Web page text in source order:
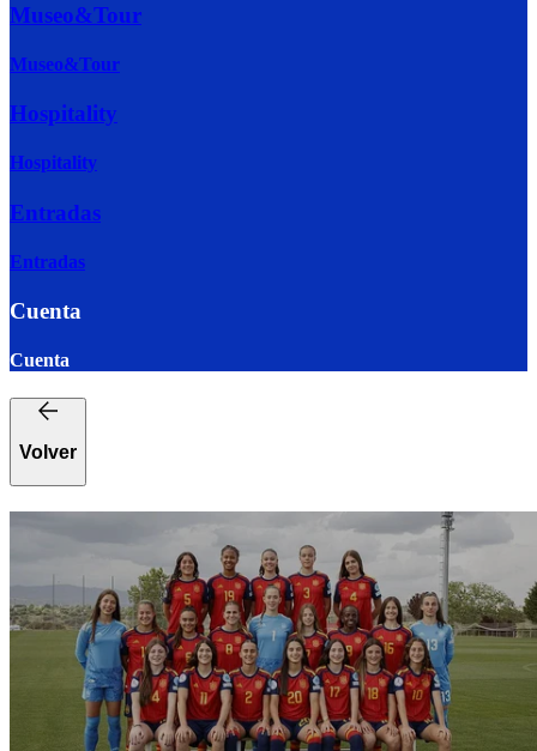
Museo&Tour
Museo&Tour
Hospitality
Hospitality
Entradas
Entradas
Cuenta
Cuenta
Volver